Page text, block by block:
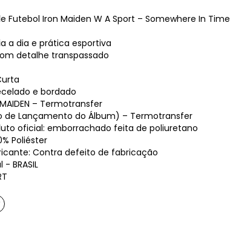
Futebol Iron Maiden W A Sport – Somewhere In Time
a dia e prática esportiva
detalhe transpassado
e bordado
– Termotransfer
de Lançamento do Álbum) – Termotransfer
oficial: emborrachado feita de poliuretano
Poliéster
Contra defeito de fabricação
BRASIL